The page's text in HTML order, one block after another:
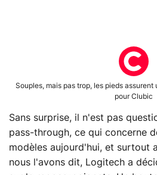
Souples, mais pas trop, les pieds
pour Clubic
Sans surprise, il n'est pas
pass-through, ce qui concerne
modèles aujourd'hui, et surtout
nous l'avons dit, Logitech a